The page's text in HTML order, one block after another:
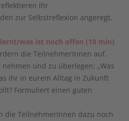
ihr
zur Selbstreflexion angeregt.
was ist noch offen (10 min)
die TeilnehmerInnen auf,
und zu überlegen: „Was
ihr in eurem Alltag in Zukunft
Formuliert einen guten
die TeilnehmerInnen dazu noch